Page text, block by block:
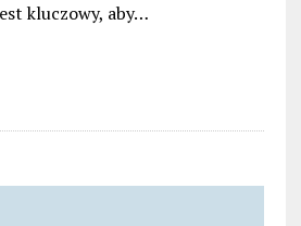
kluczowy, aby…